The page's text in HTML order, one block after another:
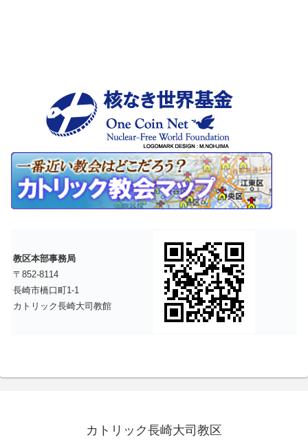
教区本部事務局
〒852-8114
長崎市橋口町1-1
カトリック長崎大司教館
カトリック長崎大司教区